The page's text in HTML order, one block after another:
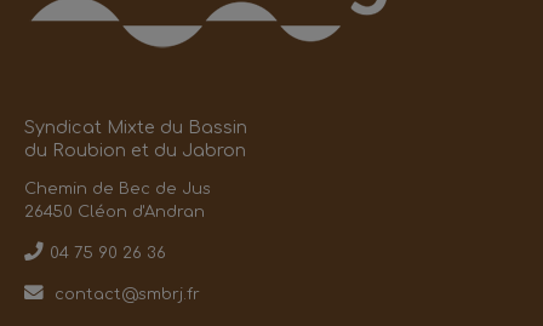
Syndicat Mixte du Bassin
du Roubion et du Jabron
Chemin de Bec de Jus
26450 Cléon d'Andran
04 75 90 26 36
contact@smbrj.fr